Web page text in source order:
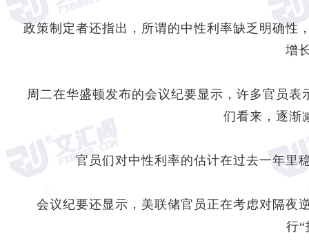
政策制定者还指出，所谓的中性利率缺乏明确性
增
周二在华盛顿发布的会议纪要显示，许多官员
们看来，逐渐
官员们对中性利率的估计在过去一年里
会议纪要还显示，美联储官员正在考虑对隔夜
行“